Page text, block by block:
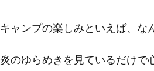
キャンプの楽しみといえば、な
炎のゆらめきを見ているだけで